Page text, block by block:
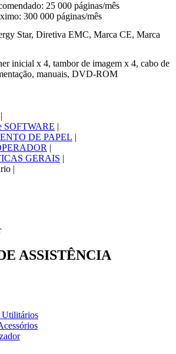
25 000 páginas/mês
300 000 páginas/mês
Star, Diretiva EMC, Marca CE, Marca
inicial x 4, tambor de imagem x 4, cabo de
manuais, DVD-ROM
|
SOFTWARE |
DE PAPEL |
|
GERAIS |
|
ASSISTÊNCIA
Utilitários